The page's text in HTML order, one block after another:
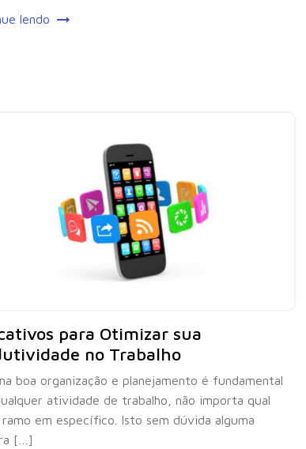
lendo
para Otimizar sua
no Trabalho
boa organização e planejamento é fundamental
atividade de trabalho, não importa qual
ramo em específico. Isto sem dúvida alguma
[…]